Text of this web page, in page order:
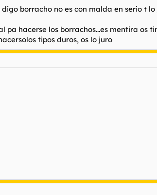
borracho no es con malda en serio t
pa hacerse los borrachos...es mentira os
tipos duros, os lo juro